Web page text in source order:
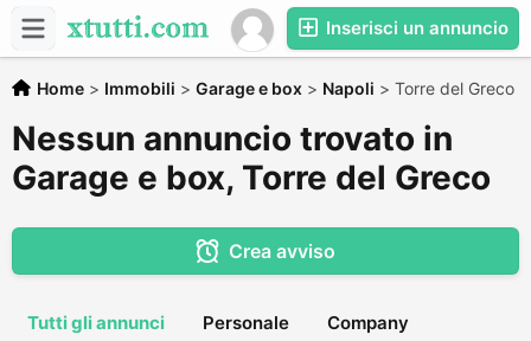
Inserisci un annuncio
Home > Immobili > Garage e box > Napoli > Torre del Greco
Nessun annuncio trovato in
Garage e box, Torre del Greco
Crea avviso
Tutti gli annunci Personale Company